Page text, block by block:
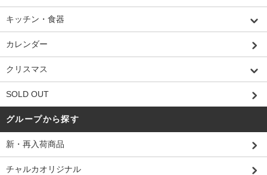
キッチン・食器
カレンダー
クリスマス
SOLD OUT
グループから探す
新・再入荷商品
チャルカオリジナル